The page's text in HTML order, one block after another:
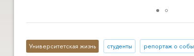
Университетская жизнь студенты репортаж о